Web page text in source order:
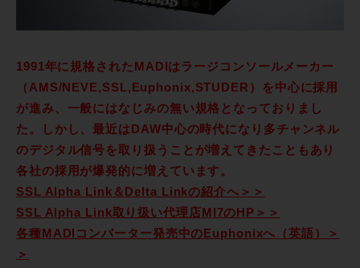
1991年に規格されたMADIはラージコンソールメーカー
（AMS/NEVE,SSL,Euphonix,STUDER）を中心に採用
が進み、一般にはなじみの無い規格となっておりまし
た。しかし、最近はDAW中心の時代になり多チャンネル
のデジタル信号を取り扱うことが増えてきたこともあり
各社の採用が爆発的に増えています。
SSL Alpha Link＆Delta Linkの紹介へ＞＞
SSL Alpha Link取り扱い代理店MI7のHP＞＞
各種MADIコンバーター発売中のEuphonixへ（英語）＞
＞